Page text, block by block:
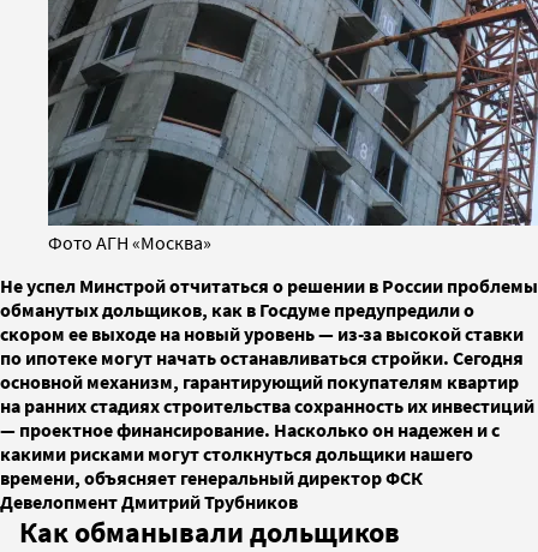
Фото АГН «Москва»
Не успел Минстрой отчитаться о решении в России проблемы
обманутых дольщиков, как в Госдуме предупредили о
скором ее выходе на новый уровень — из-за высокой ставки
по ипотеке могут начать останавливаться стройки. Сегодня
основной механизм, гарантирующий покупателям квартир
на ранних стадиях строительства сохранность их инвестиций
— проектное финансирование. Насколько он надежен и с
какими рисками могут столкнуться дольщики нашего
времени, объясняет генеральный директор ФСК
Девелопмент Дмитрий Трубников
Как обманывали дольщиков